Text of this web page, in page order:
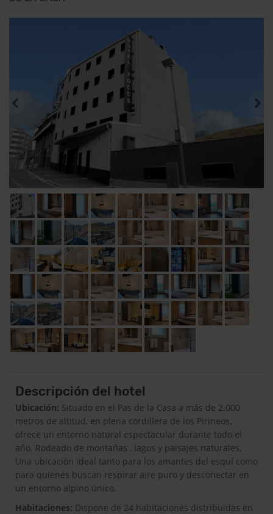
Descripción del hotel
Ubicación: Situado en el Pas de la Casa a más de 2.000
metros de altitud, en plena cordillera de los Pirineos,
ofrece un entorno natural espectacular durante todo el
año. Rodeado de montañas , lagos y paisajes naturales.
Una ubicación ideal tanto para los amantes del esquí como
para quienes buscan respirar aire puro y desconectar en
un entorno alpino único.
Habitaciones: Dispone de 24 habitaciones distribuidas en